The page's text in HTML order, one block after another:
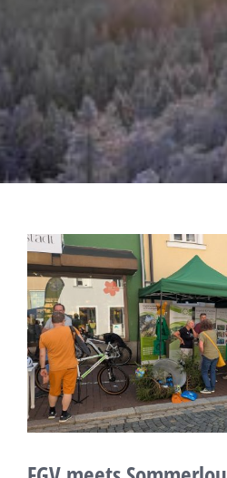
Zeige
grösseres
Bild